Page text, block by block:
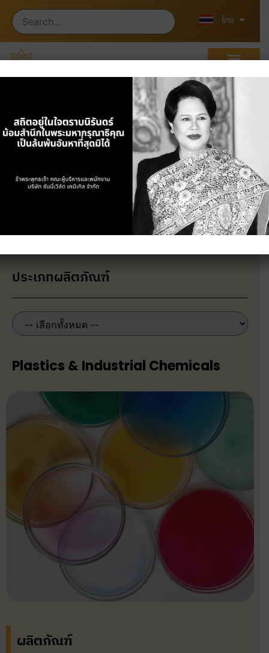
ไทย
中文 (中国)
ผลิตภัณฑ์
/ Plastics & Industrial
ประเภทผลิตภัณฑ์
Plastics & Industrial Chemicals
ผลิตภัณฑ์